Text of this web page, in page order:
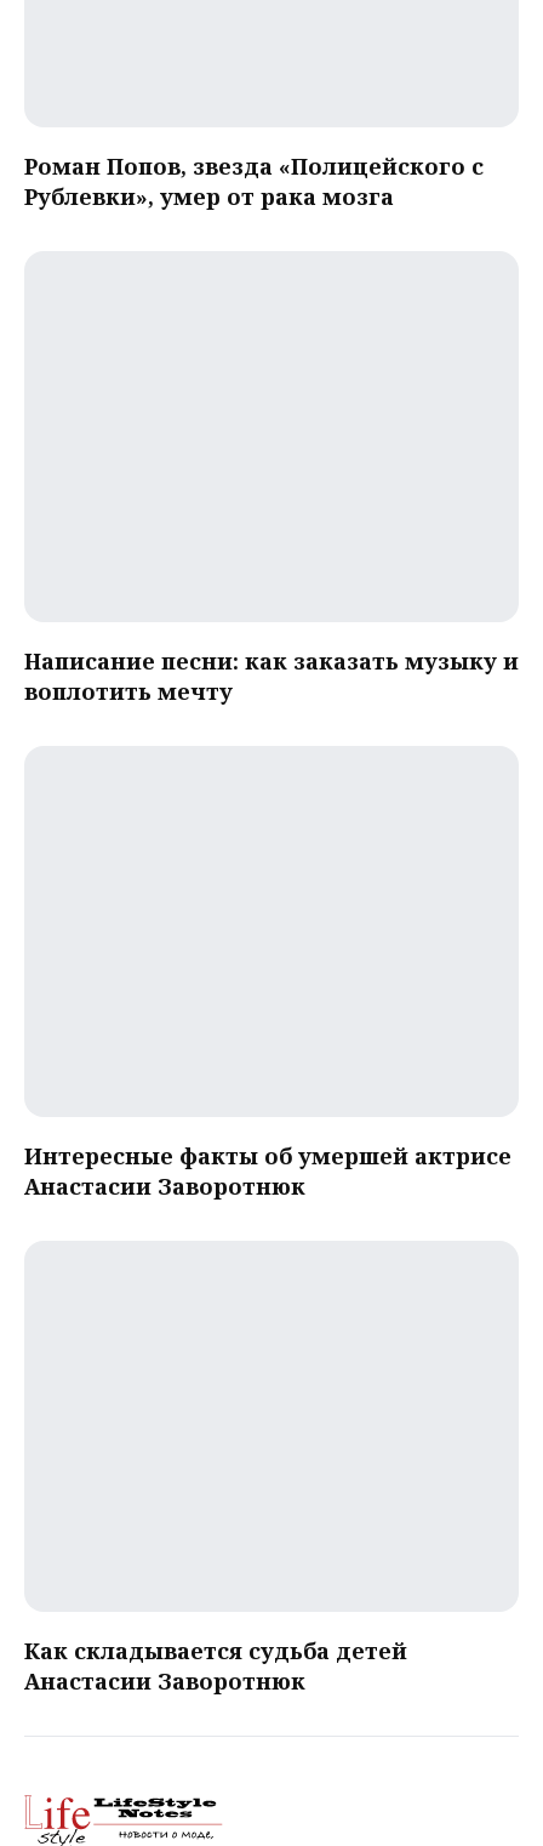
Роман Попов, звезда «Полицейского с
Рублевки», умер от рака мозга
Написание песни: как заказать музыку и
воплотить мечту
Интересные факты об умершей актрисе
Анастасии Заворотнюк
Как складывается судьба детей
Анастасии Заворотнюк